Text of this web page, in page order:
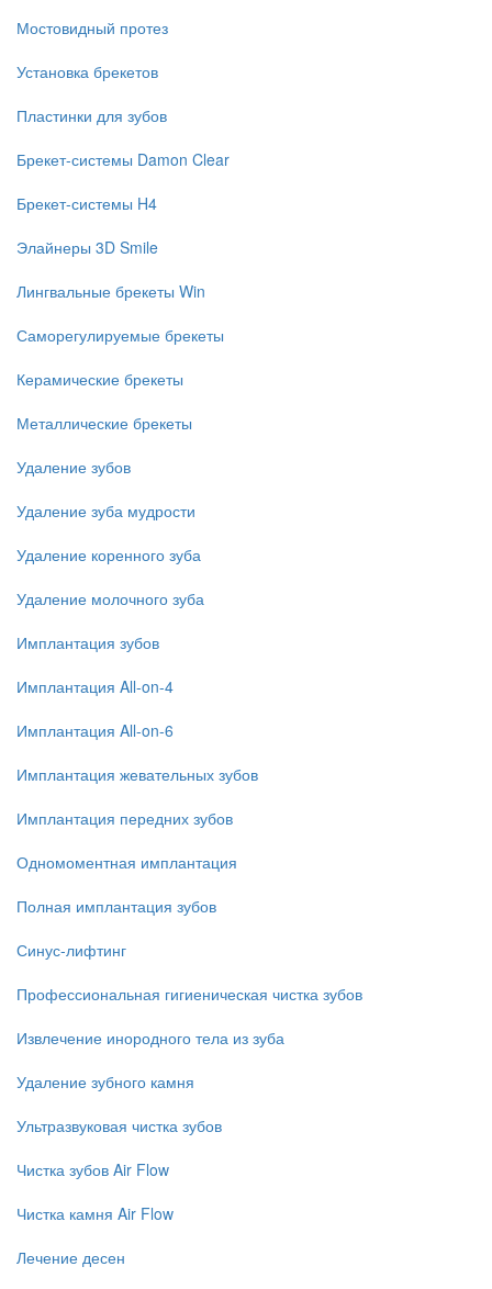
Мостовидный протез
Установка брекетов
Пластинки для зубов
Брекет-системы Damon Clear
Брекет-системы H4
Элайнеры 3D Smile
Лингвальные брекеты Win
Саморегулируемые брекеты
Керамические брекеты
Металлические брекеты
Удаление зубов
Удаление зуба мудрости
Удаление коренного зуба
Удаление молочного зуба
Имплантация зубов
Имплантация All-on-4
Имплантация All-on-6
Имплантация жевательных зубов
Имплантация передних зубов
Одномоментная имплантация
Полная имплантация зубов
Синус-лифтинг
Профессиональная гигиеническая чистка зубов
Извлечение инородного тела из зуба
Удаление зубного камня
Ультразвуковая чистка зубов
Чистка зубов Air Flow
Чистка камня Air Flow
Лечение десен